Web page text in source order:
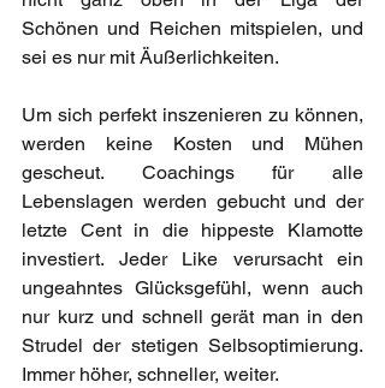
Schönen und Reichen mitspielen, und
sei es nur mit Äußerlichkeiten.
Um sich perfekt inszenieren zu können,
werden keine Kosten und Mühen
gescheut. Coachings für alle
Lebenslagen werden gebucht und der
letzte Cent in die hippeste Klamotte
investiert. Jeder Like verursacht ein
ungeahntes Glücksgefühl, wenn auch
nur kurz und schnell gerät man in den
Strudel der stetigen Selbsoptimierung.
Immer höher, schneller, weiter.